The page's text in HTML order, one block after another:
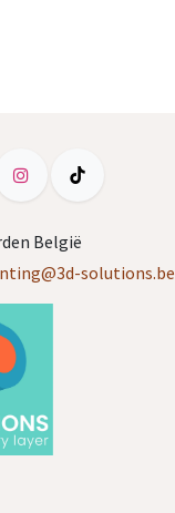
België
solutions.be